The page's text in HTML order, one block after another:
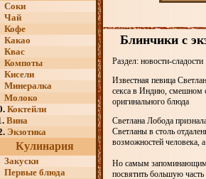
Соки
Чай
Кофе
Какао
Квас
Компоты
Кисели
Минералка
Молоко
Коктейли
Вина
Экзотика
Кулинария
Закуски
Первые блюда
Блинчики с
Раздел: новости-сладости
Известная певица
секса в Индию, смешном
оригинального блюда
Светлана Лобода
Светланы в столь
возможностей человека,
Но самым
посвятить большую